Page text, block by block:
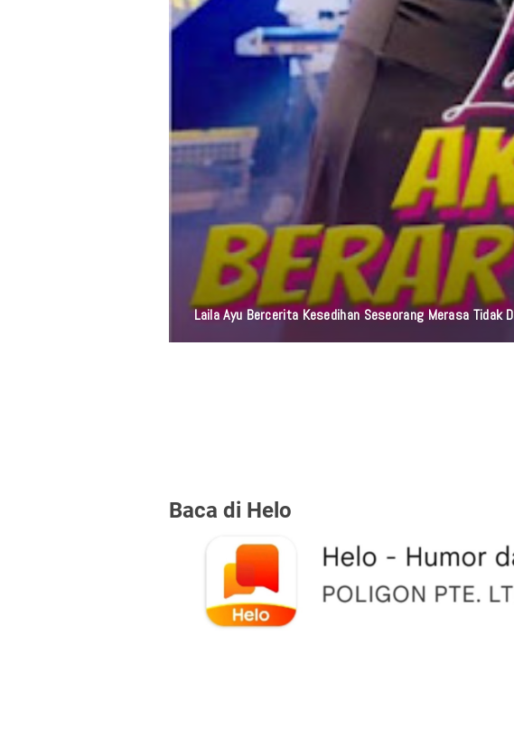
Laila Ayu Bercerita Kesedihan Seseorang Merasa Tidak
Baca di Helo